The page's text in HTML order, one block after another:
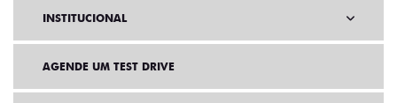
INSTITUCIONAL
AGENDE UM TEST DRIVE